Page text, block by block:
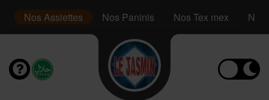
Nos Assiettes Nos Paninis Nos Tex mex Nos